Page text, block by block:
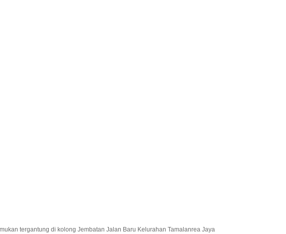
tergantung di kolong Jembatan Jalan Baru Kelurahan Tamalanrea Jaya